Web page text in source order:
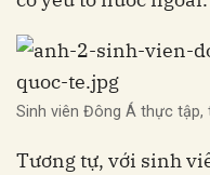
Sinh viên Đông Á thực tập,
Tương tự, với sinh